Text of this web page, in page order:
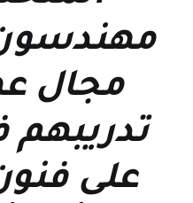
مجال
تدريبهم
على